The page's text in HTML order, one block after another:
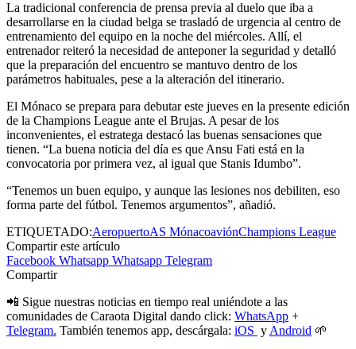
La tradicional conferencia de prensa previa al duelo que iba a
desarrollarse en la ciudad belga se trasladó de urgencia al centro de
entrenamiento del equipo en la noche del miércoles. Allí, el
entrenador reiteró la necesidad de anteponer la seguridad y detalló
que la preparación del encuentro se mantuvo dentro de los
parámetros habituales, pese a la alteración del itinerario.
El Mónaco se prepara para debutar este jueves en la presente edición
de la Champions League ante el Brujas. A pesar de los
inconvenientes, el estratega destacó las buenas sensaciones que
tienen. “La buena noticia del día es que Ansu Fati está en la
convocatoria por primera vez, al igual que Stanis Idumbo”.
“Tenemos un buen equipo, y aunque las lesiones nos debiliten, eso
forma parte del fútbol. Tenemos argumentos”, añadió.
ETIQUETADO:AeropuertoAS MónacoaviónChampions League
Compartir este artículo
Facebook Whatsapp Whatsapp Telegram
Compartir
📲 Sigue nuestras noticias en tiempo real uniéndote a las
comunidades de Caraota Digital dando click: WhatsApp +
Telegram. También tenemos app, descárgala: iOS y Android 🌱